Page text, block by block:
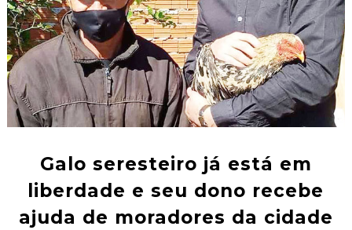
Galo seresteiro já está em
liberdade e seu dono recebe
ajuda de moradores da cidade